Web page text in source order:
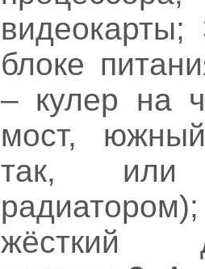
блоке
– кулер на
мост,
так,
жёсткий